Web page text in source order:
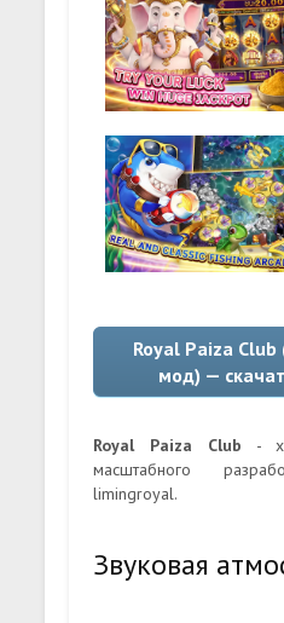
Royal Paiza
мод) —
Royal Paiza Club -
масштабного
limingroyal.
Звуковая